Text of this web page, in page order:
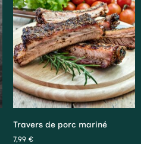
Travers de porc mariné
7,99 €